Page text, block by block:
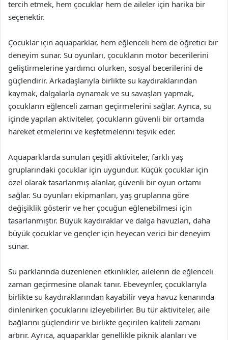
tercih etmek, hem çocuklar hem de aileler için harika bir
seçenektir.
Çocuklar için aquaparklar, hem eğlenceli hem de öğretici bir
deneyim sunar. Su oyunları, çocukların motor becerilerini
geliştirmelerine yardımcı olurken, sosyal becerilerini de
güçlendirir. Arkadaşlarıyla birlikte su kaydıraklarından
kaymak, dalgalarla oynamak ve su savaşları yapmak,
çocukların eğlenceli zaman geçirmelerini sağlar. Ayrıca, su
içinde yapılan aktiviteler, çocukların güvenli bir ortamda
hareket etmelerini ve keşfetmelerini teşvik eder.
Aquaparklarda sunulan çeşitli aktiviteler, farklı yaş
gruplarındaki çocuklar için uygundur. Küçük çocuklar için
özel olarak tasarlanmış alanlar, güvenli bir oyun ortamı
sağlar. Su oyunları ekipmanları, yaş gruplarına göre
değişiklik gösterir ve her çocuğun eğlenebilmesi için
tasarlanmıştır. Büyük kaydıraklar ve dalga havuzları, daha
büyük çocuklar ve gençler için heyecan verici bir deneyim
sunar.
Su parklarında düzenlenen etkinlikler, ailelerin de eğlenceli
zaman geçirmesine olanak tanır. Ebeveynler, çocuklarıyla
birlikte su kaydıraklarından kayabilir veya havuz kenarında
dinlenirken çocuklarını izleyebilirler. Bu tür aktiviteler, aile
bağlarını güçlendirir ve birlikte geçirilen kaliteli zamanı
artırır. Ayrıca, aquaparklar genellikle piknik alanları ve